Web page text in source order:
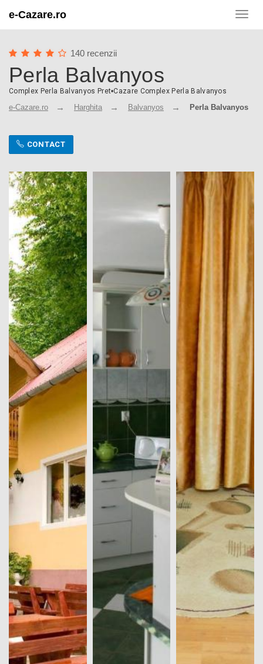
e-Cazare.ro
140 recenzii
Perla Balvanyos
Complex Perla Balvanyos Pret•Cazare Complex Perla Balvanyos
e-Cazare.ro Harghita Balvanyos Perla Balvanyos
CONTACT